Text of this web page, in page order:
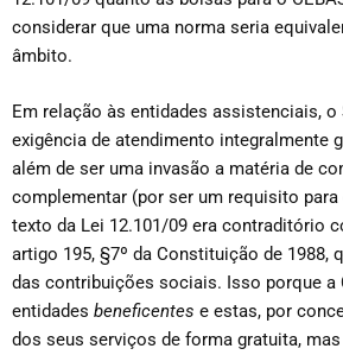
considerar que uma norma seria
âmbito.
Em relação às entidades assistenciais, o
exigência de atendimento integralmente
além de ser uma invasão a matéria de
complementar (por ser um requisito para
texto da Lei 12.101/09 era contraditório
artigo 195, §7º da Constituição de 1988,
das contribuições sociais. Isso porque a
entidades beneficentes e estas, por
dos seus serviços de forma gratuita,